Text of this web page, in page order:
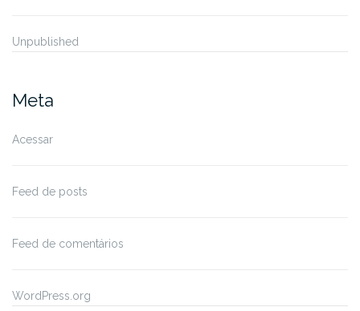
Unpublished
Meta
Acessar
Feed de posts
Feed de comentários
WordPress.org